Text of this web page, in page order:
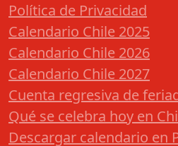
Política de Privacidad
Calendario Chile 2025
Calendario Chile 2026
Calendario Chile 2027
Cuenta regresiva de
Qué se celebra hoy en
Descargar calendario en